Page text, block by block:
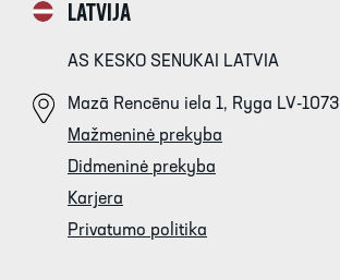
LATVIJA
AS KESKO SENUKAI LATVIA
Mazā Rencēnu iela 1, Ryga LV-1073
Mažmeninė prekyba
Didmeninė prekyba
Karjera
Privatumo politika